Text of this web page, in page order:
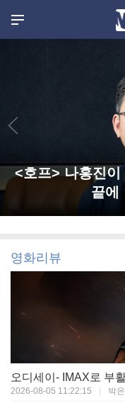
<호프> 나홍진
끝에
영화리뷰
2026-08-05 11:22:15 박